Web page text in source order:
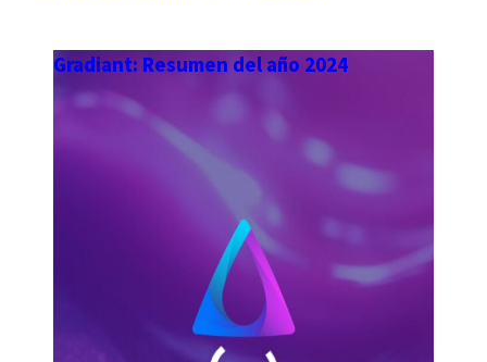
Gradiant: Resumen del año 2024